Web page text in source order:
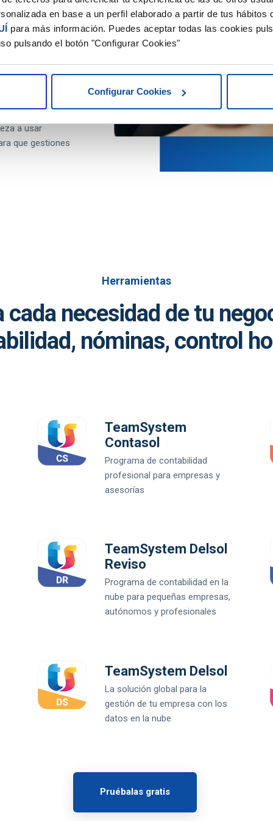
en base a un perfil elaborado a partir de tus hábitos
para más información. Puedes aceptar todas las cookies
pulsando el botón "Configurar Cookies"
Configurar Cookies
a día,
aporta
a usar
que gestiones
Herramientas
cada necesidad de tu
nóminas, control
TeamSystem
Contasol
Programa de contabilidad
profesional para empresas y
asesorías
TeamSystem Delsol
Reviso
Programa de contabilidad en la
nube para pequeñas empresas,
autónomos y profesionales
TeamSystem Delsol
La solución global para la
gestión de tu empresa con los
datos en la nube
Pruébalas gratis